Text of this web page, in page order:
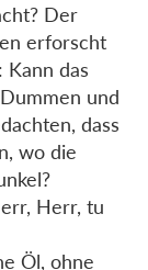
Der
erforscht
Kann das
und
dass
wo die
Herr, tu
Öl, ohne